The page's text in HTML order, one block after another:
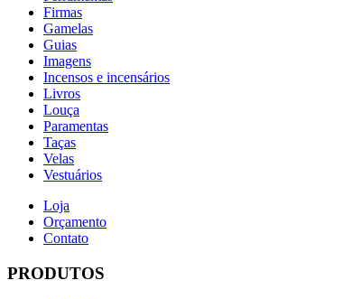
Firmas
Gamelas
Guias
Imagens
Incensos e incensários
Livros
Louça
Paramentas
Taças
Velas
Vestuários
Loja
Orçamento
Contato
PRODUTOS